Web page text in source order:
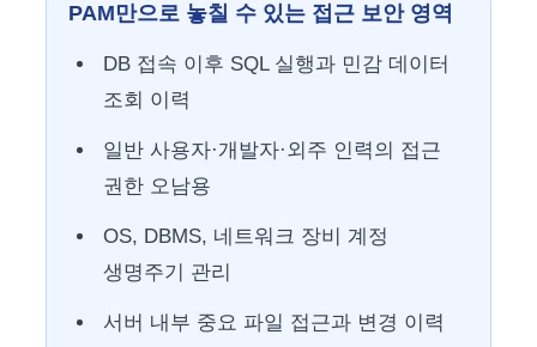
PAM만으로 놓칠 수 있는 접근 보안 영역
DB 접속 이후 SQL 실행과 민감 데이터
조회 이력
일반 사용자·개발자·외주 인력의 접근
권한 오남용
OS, DBMS, 네트워크 장비 계정
생명주기 관리
서버 내부 중요 파일 접근과 변경 이력